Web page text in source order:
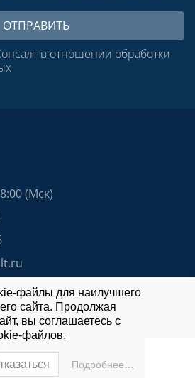
в отношении обработки
(Мск)
Consult.
файлы для наилучшего
сайта. Продолжая
вы соглашаетесь с
файлов.
Подробнее…